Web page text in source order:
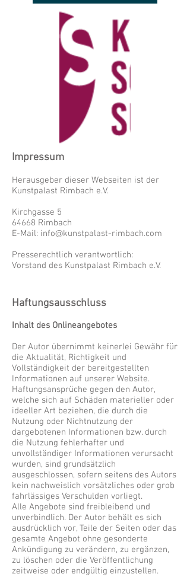
Impressum
Herausgeber dieser Webseiten ist der
Kunstpalast Rimbach e.V.
Kirchgasse 5
64668 Rimbach
E-Mail: info@kunstpalast-rimbach.com
Presserechtlich verantwortlich:
Vorstand des Kunstpalast Rimbach e.V.​
Haftungsausschluss
Inhalt des Onlineangebotes
Der Autor übernimmt keinerlei Gewähr für
die Aktualität, Richtigkeit und
Vollständigkeit der bereitgestellten
Informationen auf unserer Website.
Haftungsansprüche gegen den Autor,
welche sich auf Schäden materieller oder
ideeller Art beziehen, die durch die
Nutzung oder Nichtnutzung der
dargebotenen Informationen bzw. durch
die Nutzung fehlerhafter und
unvollständiger Informationen verursacht
wurden, sind grundsätzlich
ausgeschlossen, sofern seitens des Autors
kein nachweislich vorsätzliches oder grob
fahrlässiges Verschulden vorliegt.
Alle Angebote sind freibleibend und
unverbindlich. Der Autor behält es sich
ausdrücklich vor, Teile der Seiten oder das
gesamte Angebot ohne gesonderte
Ankündigung zu verändern, zu ergänzen,
zu löschen oder die Veröffentlichung
zeitweise oder endgültig einzustellen.